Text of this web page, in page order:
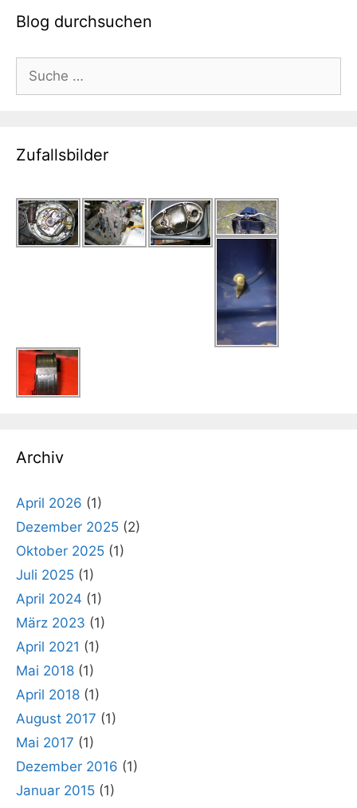
Blog durchsuchen
nach:
Zufallsbilder
Archiv
April 2026 (1)
Dezember 2025 (2)
Oktober 2025 (1)
Juli 2025 (1)
April 2024 (1)
März 2023 (1)
April 2021 (1)
Mai 2018 (1)
April 2018 (1)
August 2017 (1)
Mai 2017 (1)
Dezember 2016 (1)
Januar 2015 (1)